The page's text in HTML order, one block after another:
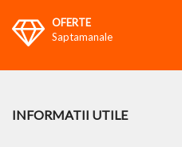
OFERTE
Saptamanale
INFORMATII UTILE